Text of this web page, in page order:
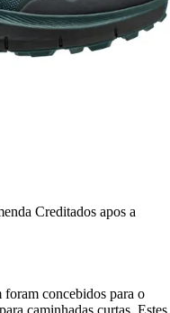
Creditados apos a
foram concebidos para o
caminhadas curtas. Estes